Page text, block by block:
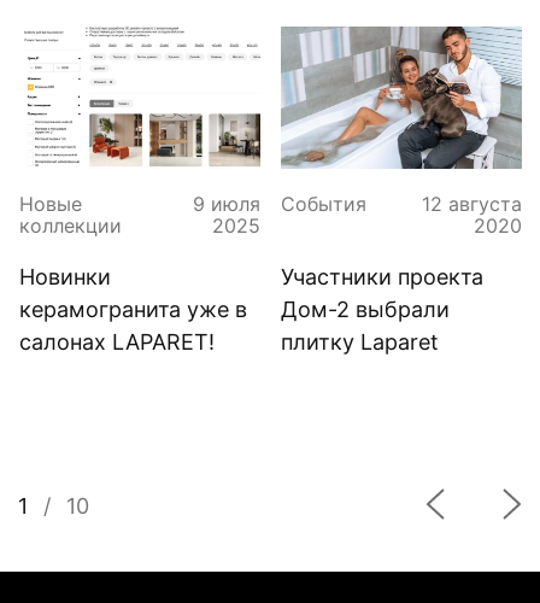
Новые
коллекции
9 июля
2025
Новинки
керамогранита уже в
салонах LAPARET!
События
12 августа
2020
Участники проекта
Дом-2 выбрали
плитку Laparet
1 / 10